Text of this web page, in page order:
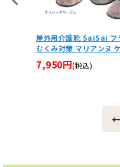
外反母趾･
車椅子タイヤ
3,740円(税込)
←